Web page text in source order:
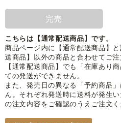
完売
こちらは【通常配送商品】です。
商品ページ内に【通常配送商品】
送商品】以外の商品と合わせてご注
【通常配送商品】でも「在庫あり
ての発送ができません。
また、発売日の異なる「予約商品
ん。それぞれ発送時に送料が発生
の注文内容をご確認のうえご注文く